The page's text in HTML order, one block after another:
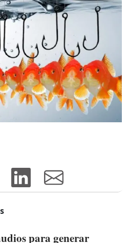
para generar